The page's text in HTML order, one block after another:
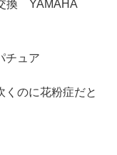
換 YAMAHA
チュア
くのに花粉症だと